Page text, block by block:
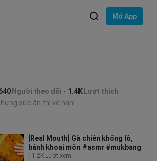
Mở App
Người theo dõi 1.4K Lượt thích
sức ăn thì vô hạn!
[Real Mouth] Gà chiên khổng lồ,
bánh khoai môn #asmr #mukbang
11.2K Lượt xem
Việt
ngữ